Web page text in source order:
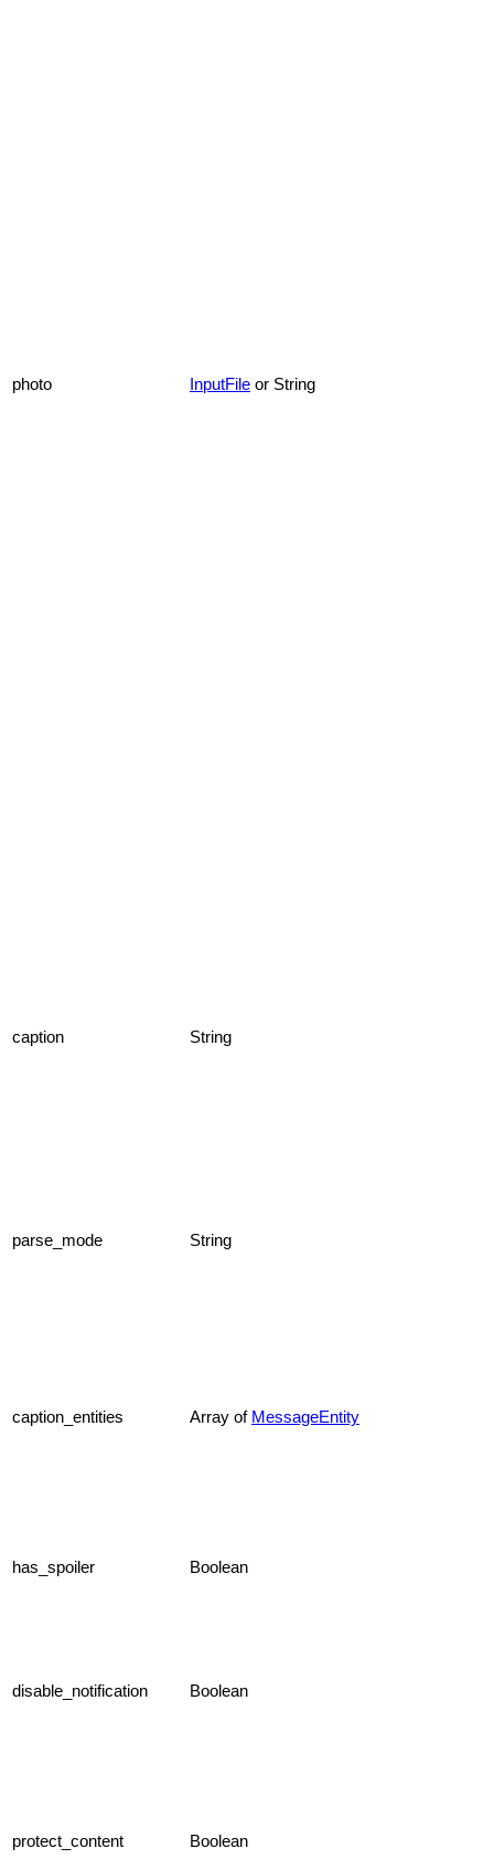
photo InputFile or String
caption String
parse_mode String
caption_entities Array of MessageEntity
has_spoiler Boolean
disable_notification Boolean
protect_content Boolean